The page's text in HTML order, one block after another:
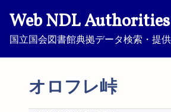
Web NDL Authorities
国立国会図書館典拠データ検索・提
オロフレ峠